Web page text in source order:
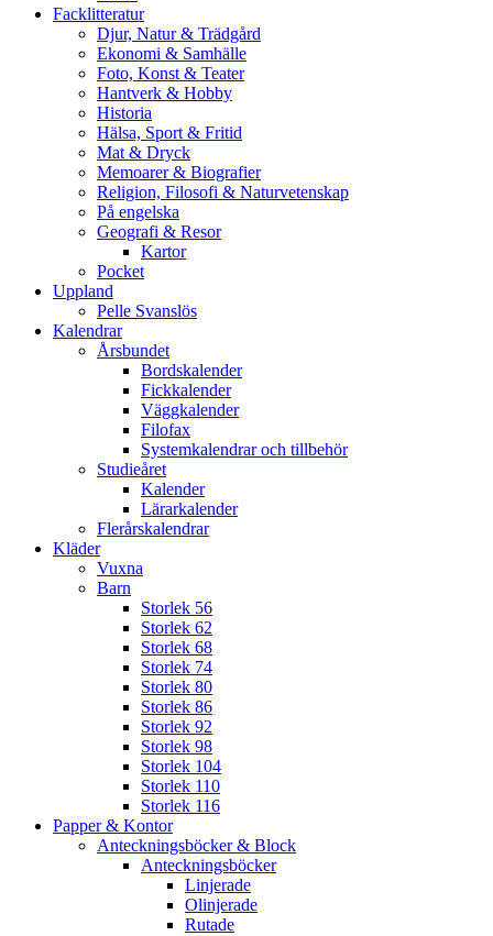
Facklitteratur
Djur, Natur & Trädgård
Ekonomi & Samhälle
Foto, Konst & Teater
Hantverk & Hobby
Historia
Hälsa, Sport & Fritid
Mat & Dryck
Memoarer & Biografier
Religion, Filosofi & Naturvetenskap
På engelska
Geografi & Resor
Kartor
Pocket
Uppland
Pelle Svanslös
Kalendrar
Årsbundet
Bordskalender
Fickkalender
Väggkalender
Filofax
Systemkalendrar och tillbehör
Studieåret
Kalender
Lärarkalender
Flerårskalendrar
Kläder
Vuxna
Barn
Storlek 56
Storlek 62
Storlek 68
Storlek 74
Storlek 80
Storlek 86
Storlek 92
Storlek 98
Storlek 104
Storlek 110
Storlek 116
Papper & Kontor
Anteckningsböcker & Block
Anteckningsböcker
Linjerade
Olinjerade
Rutade